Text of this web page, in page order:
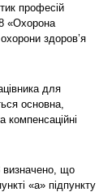
професій
«Охорона
здоров’я
для
основна,
компенсаційні
визначено, що
«а» підпункту